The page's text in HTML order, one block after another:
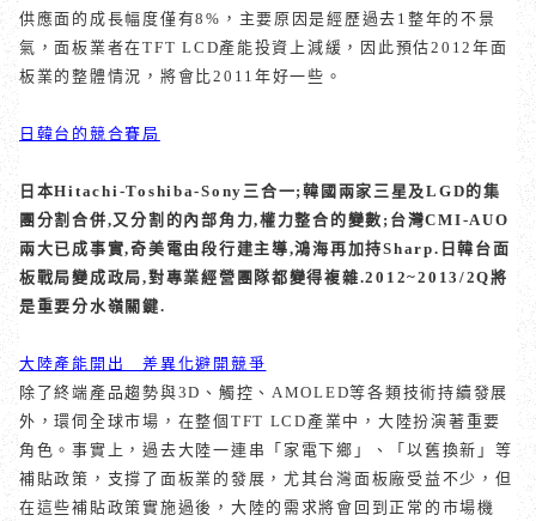
供應面的成長幅度僅有8% ，主要原因是經歷過去 1 整年的不景
氣，面板業者在TFT LCD產能投資上減緩，因此預估2012年面
板業的整體情況，將會比2011年好一些。
日韓台的競合賽局
日本Hitachi-Toshiba-Sony三合一;韓國兩家三星及LGD的集
團分割合併,又分割的內部角力,權力整合的變數;台灣CMI-AUO
兩大已成事實,奇美電由段行建主導,鴻海再加持Sharp.日韓台面
板戰局變成政局,對專業經營團隊都變得複雜.2012~2013/2Q將
是重要分水嶺關鍵.
大陸產能開出 差異化避開競爭
除了終端產品趨勢與3D 、觸控、 AMOLED等各類技術持續發展
外，環伺全球市場，在整個 TFT LCD 產業中，大陸扮演著重要
角色。事實上，過去大陸一連串「家電下鄉」、「以舊換新」等
補貼政策，支撐了面板業的發展，尤其台灣面板廠受益不少，但
在這些補貼政策實施過後，大陸的需求將會回到正常的市場機